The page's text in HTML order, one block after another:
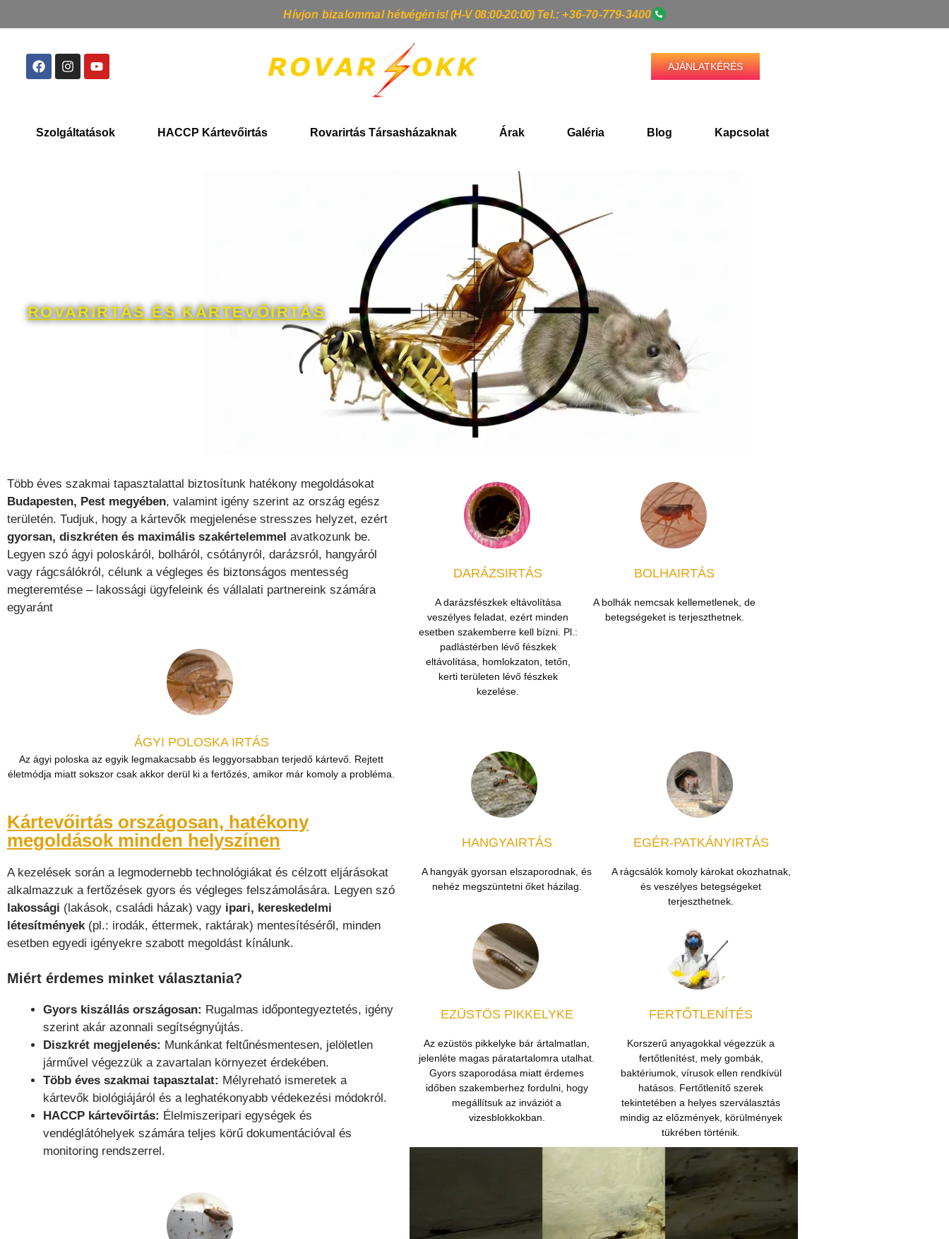
Hívjon bizalommal hétvégén is! (H-V 08:00-20:00) Tel.: +36-70-779-3400
AJÁNLATKÉRÉS
Szolgáltatások HACCP Kártevőirtás Rovarirtás Társasházaknak Árak Galéria Blog Kapcsolat
ROVARIRTÁS ÉS KÁRTEVŐIRTÁS
Több éves szakmai tapasztalattal biztosítunk hatékony megoldásokat
Budapesten, Pest megyében, valamint igény szerint az ország egész
területén. Tudjuk, hogy a kártevők megjelenése stresszes helyzet, ezért
gyorsan, diszkréten és maximális szakértelemmel avatkozunk be.
Legyen szó ágyi poloskáról, bolháról, csótányról, darázsról, hangyáról
vagy rágcsálókról, célunk a végleges és biztonságos mentesség
megteremtése – lakossági ügyfeleink és vállalati partnereink számára
egyaránt
ÁGYI POLOSKA IRTÁS
Az ágyi poloska az egyik legmakacsabb és leggyorsabban terjedő kártevő. Rejtett
életmódja miatt sokszor csak akkor derül ki a fertőzés, amikor már komoly a probléma.
Kártevőirtás országosan, hatékony
megoldások minden helyszínen
A kezelések során a legmodernebb technológiákat és célzott eljárásokat
alkalmazzuk a fertőzések gyors és végleges felszámolására. Legyen szó
lakossági (lakások, családi házak) vagy ipari, kereskedelmi
létesítmények (pl.: irodák, éttermek, raktárak) mentesítéséről, minden
esetben egyedi igényekre szabott megoldást kínálunk.
Miért érdemes minket választania?
Gyors kiszállás országosan: Rugalmas időpontegyeztetés, igény
szerint akár azonnali segítségnyújtás.
Diszkrét megjelenés: Munkánkat feltűnésmentesen, jelöletlen
járművel végezzük a zavartalan környezet érdekében.
Több éves szakmai tapasztalat: Mélyreható ismeretek a
kártevők biológiájáról és a leghatékonyabb védekezési módokról.
HACCP kártevőirtás: Élelmiszeripari egységek és
vendéglátóhelyek számára teljes körű dokumentációval és
monitoring rendszerrel.
DARÁZSIRTÁS
A darázsfészkek eltávolítása
veszélyes feladat, ezért minden
esetben szakemberre kell bízni. Pl.:
padlástérben lévő fészkek
eltávolítása, homlokzaton, tetőn,
kerti területen lévő fészkek
kezelése.
BOLHAIRTÁS
A bolhák nemcsak kellemetlenek, de
betegségeket is terjeszthetnek.
HANGYAIRTÁS
A hangyák gyorsan elszaporodnak, és
nehéz megszüntetni őket házilag.
EGÉR-PATKÁNYIRTÁS
A rágcsálók komoly károkat okozhatnak,
és veszélyes betegségeket
terjeszthetnek.
EZÜSTÖS PIKKELYKE
Az ezüstös pikkelyke bár ártalmatlan,
jelenléte magas páratartalomra utalhat.
Gyors szaporodása miatt érdemes
időben szakemberhez fordulni, hogy
megállítsuk az inváziót a
vizesblokkokban.
FERTŐTLENÍTÉS
Korszerű anyagokkal végezzük a
fertőtlenítést, mely gombák,
baktériumok, vírusok ellen rendkívül
hatásos. Fertőtlenítő szerek
tekintetében a helyes szerválasztás
mindig az előzmények, körülmények
tükrében történik.